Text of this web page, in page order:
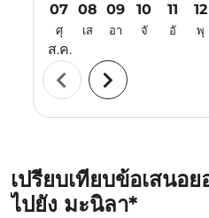
07
ศุ
ส.ค.
08
เส
09
อา
10
จั
11
อั
12
พุ
chevron_left chevron_right
เปรียบเทียบข้อเสนอ
ไปยัง มะนิลา*